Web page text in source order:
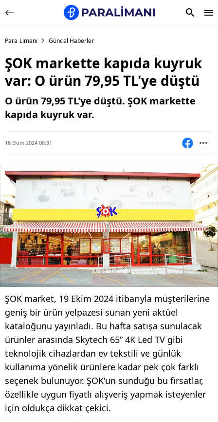
Para Limanı Güncel Haberler
ŞOK markette kapıda kuyruk
var: O ürün 79,95 TL'ye düştü
O ürün 79,95 TL'ye düştü. ŞOK markette
kapıda kuyruk var.
18 Ekim 2024 08:31
ŞOK market, 19 Ekim 2024 itibarıyla müşterilerine
geniş bir ürün yelpazesi sunan yeni aktüel
kataloğunu yayınladı. Bu hafta satışa sunulacak
ürünler arasında Skytech 65” 4K Led TV gibi
teknolojik cihazlardan ev tekstili ve günlük
kullanıma yönelik ürünlere kadar pek çok farklı
seçenek bulunuyor. ŞOK'un sunduğu bu fırsatlar,
özellikle uygun fiyatlı alışveriş yapmak isteyenler
için oldukça dikkat çekici.